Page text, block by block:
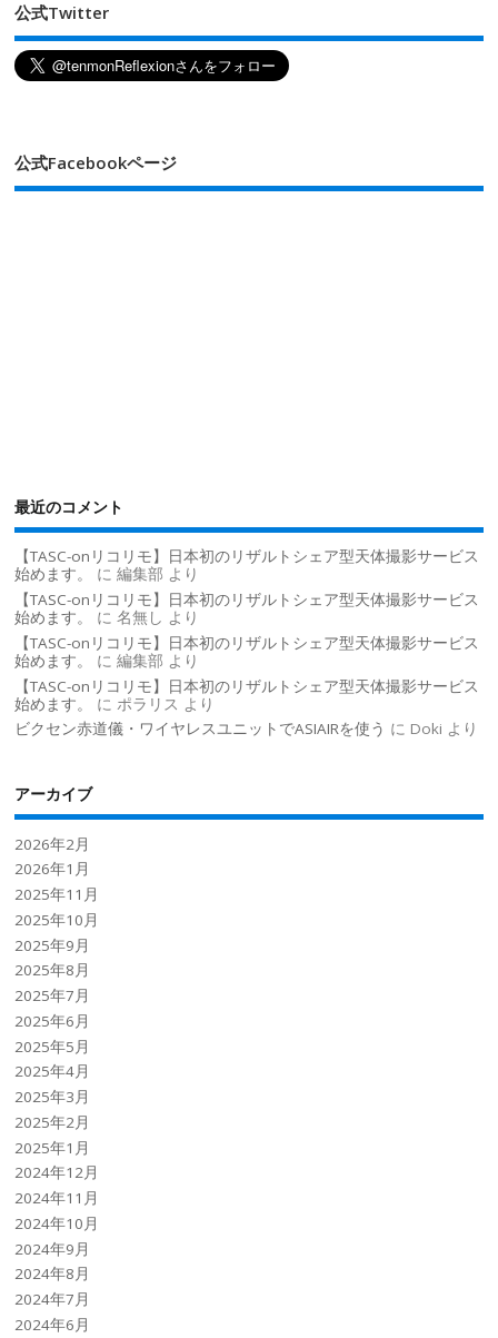
公式Twitter
公式Facebookページ
最近のコメント
【TASC-onリコリモ】日本初のリザルトシェア型天体撮影サービス
始めます。
に編集部 より
【TASC-onリコリモ】日本初のリザルトシェア型天体撮影サービス
始めます。
に名無し より
【TASC-onリコリモ】日本初のリザルトシェア型天体撮影サービス
始めます。
に編集部 より
【TASC-onリコリモ】日本初のリザルトシェア型天体撮影サービス
始めます。
に ポラリス より
ビクセン赤道儀・ワイヤレスユニットでASIAIRを使う に Doki より
アーカイブ
2026年2月
2026年1月
2025年11月
2025年10月
2025年9月
2025年8月
2025年7月
2025年6月
2025年5月
2025年4月
2025年3月
2025年2月
2025年1月
2024年12月
2024年11月
2024年10月
2024年9月
2024年8月
2024年7月
2024年6月